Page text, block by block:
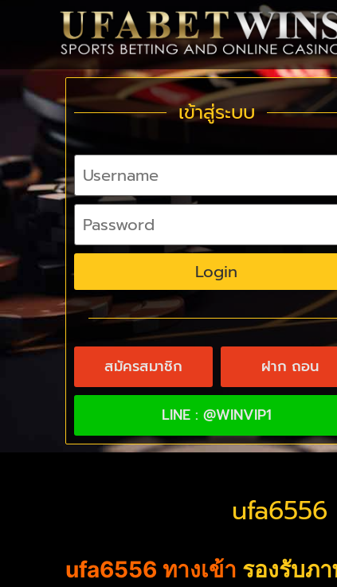
เข้าสู่ระบบ
สมัครสมาชิก ฝาก ถอน
LINE : @WINVIP1
ufa6556
ufa6556 ทางเข้า รองรับภ